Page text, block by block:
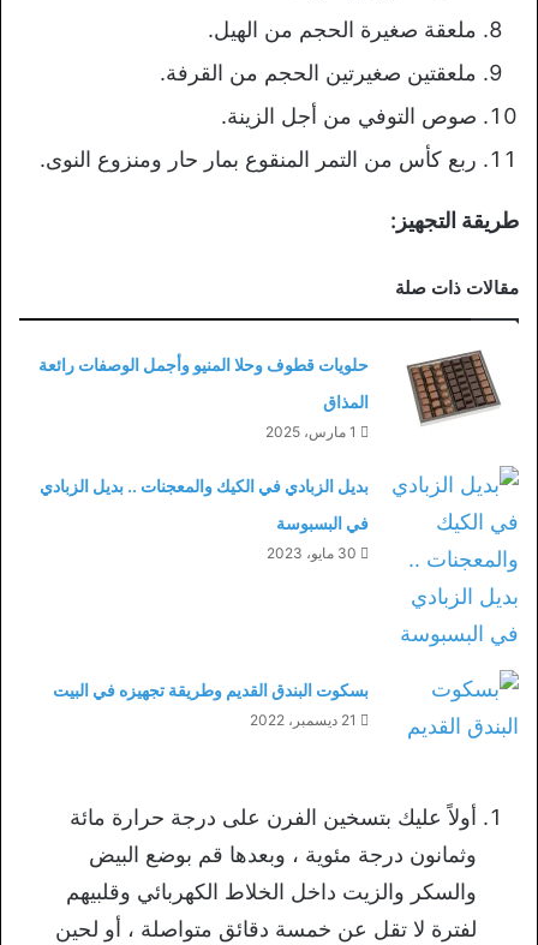
ملعقة صغيرة الحجم من الهيل.
ملعقتين صغيرتين الحجم من القرفة.
صوص التوفي من أجل الزينة.
ربع كأس من التمر المنقوع بمار حار ومنزوع النوى.
طريقة التجهيز:
مقالات ذات صلة
حلويات قطوف وحلا المنيو وأجمل الوصفات رائعة
المذاق
1 مارس، 2025
بديل الزبادي في الكيك والمعجنات .. بديل الزبادي
في البسبوسة
30 مايو، 2023
بسكوت البندق القديم وطريقة تجهيزه في البيت
21 ديسمبر، 2022
أولاً عليك بتسخين الفرن على درجة حرارة مائة
وثمانون درجة مئوية ، وبعدها قم بوضع البيض
والسكر والزيت داخل الخلاط الكهربائي وقلبيهم
لفترة لا تقل عن خمسة دقائق متواصلة ، أو لحين